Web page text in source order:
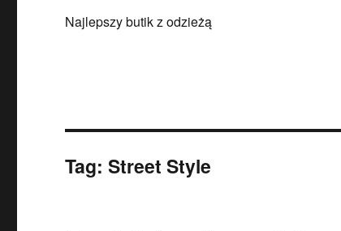
Najlepszy butik z odzieżą
Tag:Street Style